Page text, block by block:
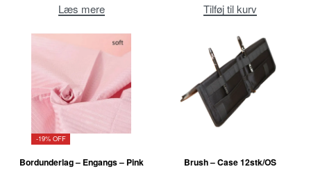
Læs mere Tilføj til kurv
-19% OFF
Bordunderlag – Engangs – Pink Brush – Case 12stk/OS